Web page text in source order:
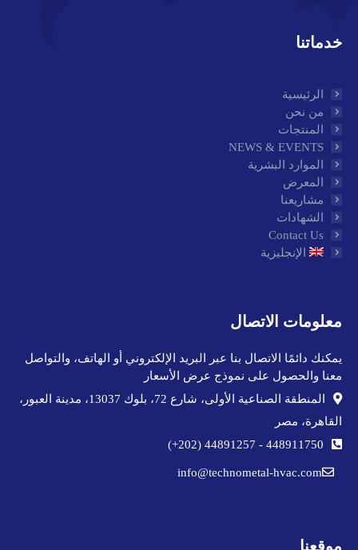
خدماتنا
الرئيسية
من نحن
المنتجات
NEWS & EVENTS
الموارد البشرية
المعرض
مشاريعنا
الشهادات
Contact Us
الإنجليزية
معلومات الاتصال
يمكنك دائمًا الاتصال بنا عبر البريد الإلكتروني أو الهاتف، والتواصل
معنا والحصول على نموذج عرض الأسعار
المنطقة الصناعية الأولى، شارع 72، بلوك 13037، مدينة العبور،
القاهرة، مصر
448911750
-
44891257 (202+)
info@technometal-hvac.com
موقعنا